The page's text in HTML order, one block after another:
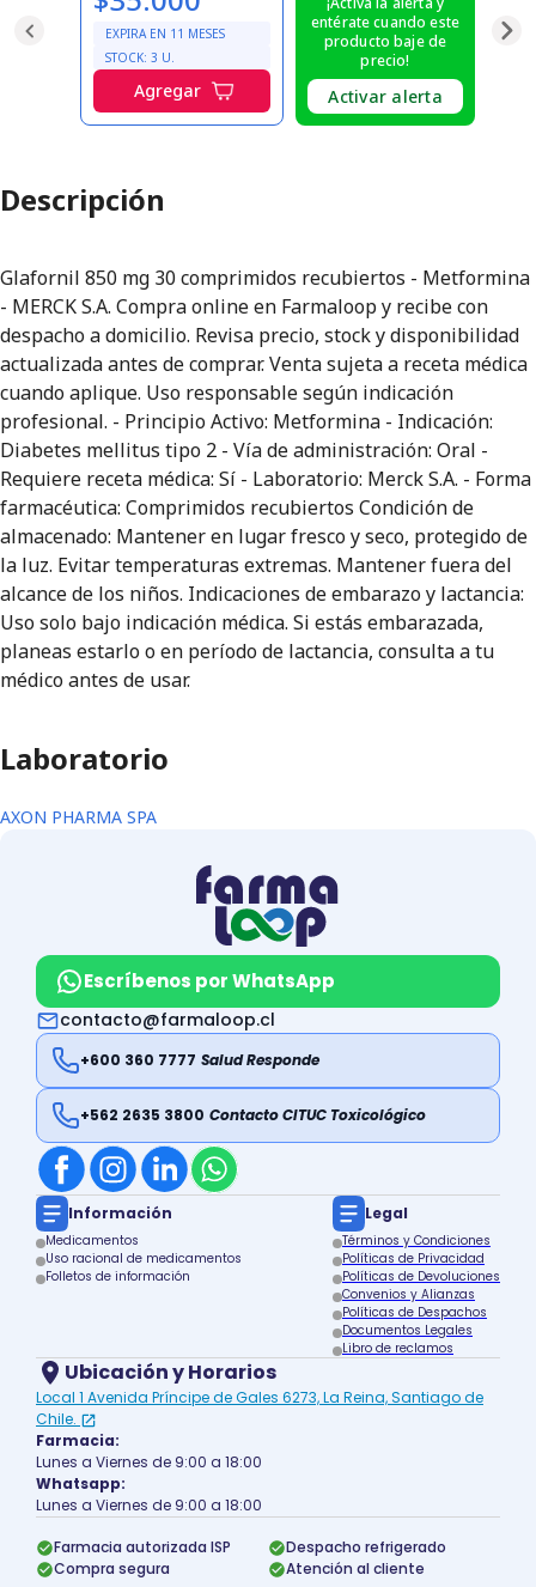
EXPIRA EN 11 MESES
STOCK: 3 U.
Agregar
entérate cuando este
producto baje de
precio!
Activar alerta
Descripción
Glafornil 850 mg 30 comprimidos recubiertos - Metformina
- MERCK S.A. Compra online en Farmaloop y recibe con
despacho a domicilio. Revisa precio, stock y disponibilidad
actualizada antes de comprar. Venta sujeta a receta médica
cuando aplique. Uso responsable según indicación
profesional. - Principio Activo: Metformina - Indicación:
Diabetes mellitus tipo 2 - Vía de administración: Oral -
Requiere receta médica: Sí - Laboratorio: Merck S.A. - Forma
farmacéutica: Comprimidos recubiertos Condición de
almacenado: Mantener en lugar fresco y seco, protegido de
la luz. Evitar temperaturas extremas. Mantener fuera del
alcance de los niños. Indicaciones de embarazo y lactancia:
Uso solo bajo indicación médica. Si estás embarazada,
planeas estarlo o en período de lactancia, consulta a tu
médico antes de usar.
Laboratorio
AXON PHARMA SPA
Escríbenos por WhatsApp
contacto@farmaloop.cl
+600 360 7777 Salud Responde
+562 2635 3800 Contacto CITUC Toxicológico
Información
Medicamentos
Uso racional de medicamentos
Folletos de información
Legal
Términos y Condiciones
Políticas de Privacidad
Políticas de Devoluciones
Convenios y Alianzas
Políticas de Despachos
Documentos Legales
Libro de reclamos
Ubicación y Horarios
Local 1 Avenida Príncipe de Gales 6273, La Reina, Santiago de
Chile.
Farmacia:
Lunes a Viernes de 9:00 a 18:00
Whatsapp:
Lunes a Viernes de 9:00 a 18:00
Farmacia autorizada ISP
Despacho refrigerado
Compra segura
Atención al cliente